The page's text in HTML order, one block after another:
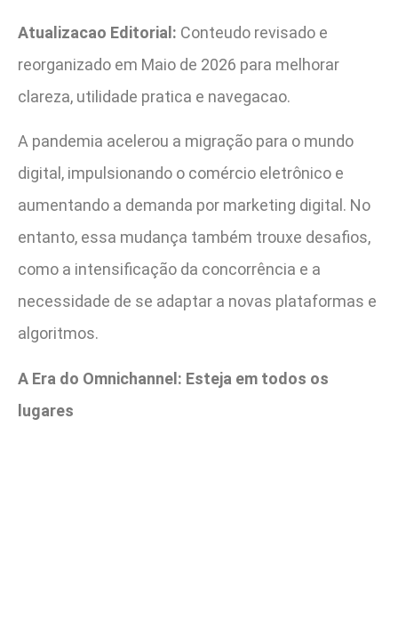
Atualizacao Editorial: Conteudo revisado e
reorganizado em Maio de 2026 para melhorar
clareza, utilidade pratica e navegacao.
A pandemia acelerou a migração para o mundo
digital, impulsionando o comércio eletrônico e
aumentando a demanda por marketing digital. No
entanto, essa mudança também trouxe desafios,
como a intensificação da concorrência e a
necessidade de se adaptar a novas plataformas e
algoritmos.
A Era do Omnichannel: Esteja em todos os
lugares